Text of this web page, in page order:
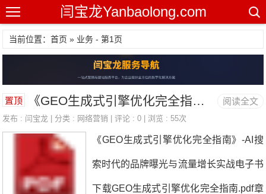
闫宝龙Yanbaolong.com
当前位置：首页 » 业务 - 第1页
阅读全文
置顶 《GEO生成式引擎优化完全指南》-AI搜索时代的品牌曝光与流量增长实战电子书下载
发布 : 闫宝龙 | 分类 : 网络营销 | 评论 : 0 | 浏览 : 55次
《GEO生成式引擎优化完全指南》-AI搜
索时代的品牌曝光与流量增长实战电子书
下载GEO生成式引擎优化完全指南.pdf章